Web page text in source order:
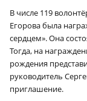
В числе 119
Егорова была
сердцем». Она
Тогда, на
рождения
руководитель
приглашение.